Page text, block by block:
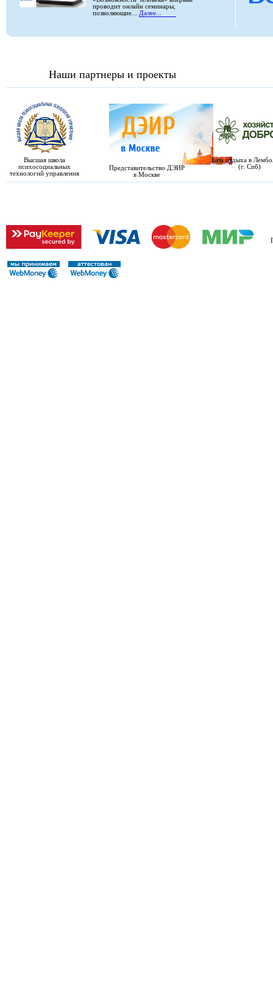
проводит онлайн семинары,
позволяющие... Далее...
Наши партнеры и проекты
Высшая школа
психосоциальных
технологий управления
Представительство ДЭИР
в Москве
База отдыха в
(г. Спб)